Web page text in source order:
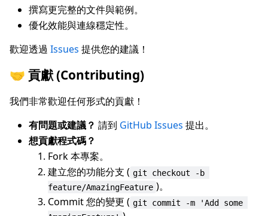
撰寫更完整的文件與範例。
優化效能與連線穩定性。
歡迎透過 Issues 提供您的建議！
🤝 貢獻 (Contributing)
我們非常歡迎任何形式的貢獻！
有問題或建議？ 請到 GitHub Issues 提出。
想貢獻程式碼？
Fork 本專案。
建立您的功能分支 ( git checkout -b
feature/AmazingFeature )。
Commit 您的變更 ( git commit -m 'Add some